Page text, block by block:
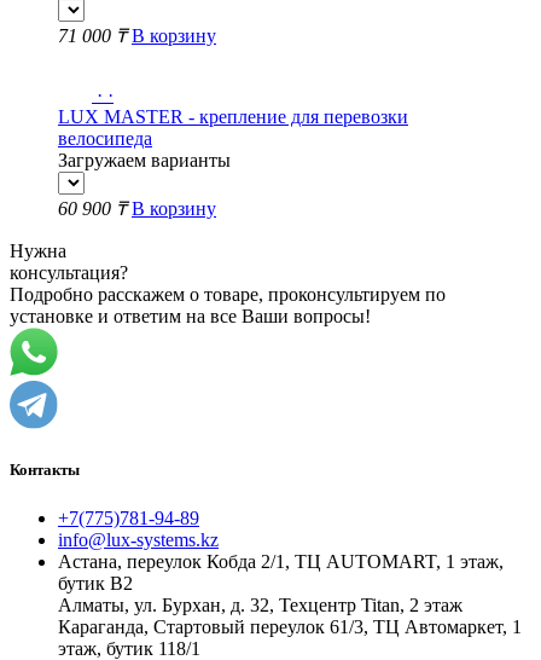
71 000 ₸ В корзину
· ·
LUX MASTER - крепление для перевозки
велосипеда
Загружаем варианты
60 900 ₸ В корзину
Нужна
консультация?
Подробно расскажем о товаре, проконсультируем по
установке и ответим на все Ваши вопросы!
Контакты
+7(775)781-94-89
info@lux-systems.kz
Астана, переулок Кобда 2/1, ТЦ AUTOMART, 1 этаж,
бутик B2
Алматы, ул. Бурхан, д. 32, Техцентр Titan, 2 этаж
Караганда, Стартовый переулок 61/3, ТЦ Автомаркет, 1
этаж, бутик 118/1